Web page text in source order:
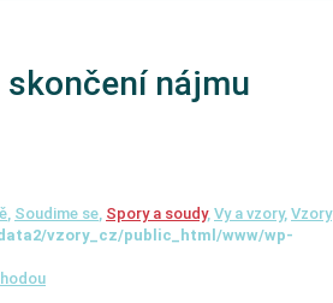
skončení nájmu
, Soudime se, Spory a soudy, Vy a vzory, Vzory
vzory_cz/public_html/www/wp-